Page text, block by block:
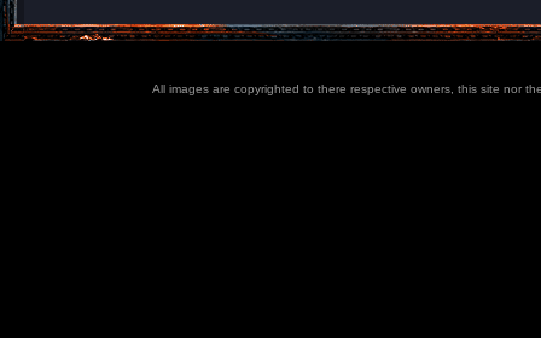
All images are copyrighted to there respective owners, this site nor